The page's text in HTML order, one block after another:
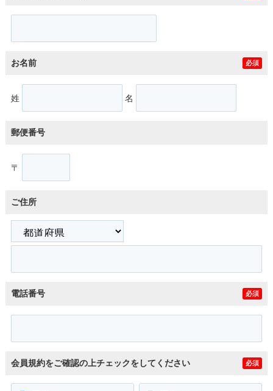
お名前 必須
姓 名
郵便番号
〒
ご住所
電話番号 必須
会員規約をご確認の上チェックをしてください 必須